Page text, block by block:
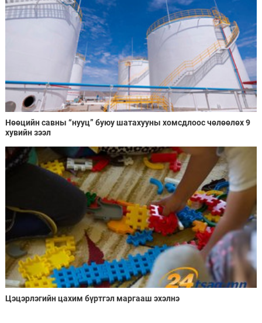
Нөөцийн савны “нууц” буюу шатахууны хомсдлоос чөлөөлөх 9
хувийн зээл
Цэцэрлэгийн цахим бүртгэл маргааш эхэлнэ